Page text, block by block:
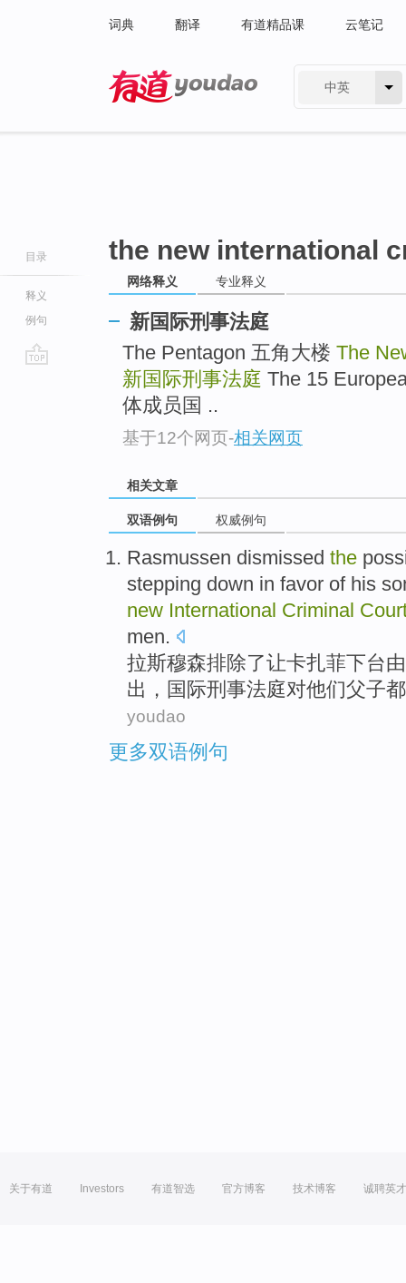
词典 翻译 有道精品课 云笔记
中英
目录
释义
例句
the new international
网络释义 专业释义
新国际刑事法庭
The Pentagon 五角大楼 The
新国际刑事法庭 The 15
体成员国 ..
基于12个网页-相关网页
相关文章
双语例句 权威例句
Rasmussen dismissed the
stepping down in favor of his
new International Criminal
men.
拉斯穆森排除了让卡扎菲下台由
出 ， 国际刑事法庭对他们父子都
youdao
更多双语例句
关于有道 Investors 有道智选 官方博客 技术博客 诚聘英才